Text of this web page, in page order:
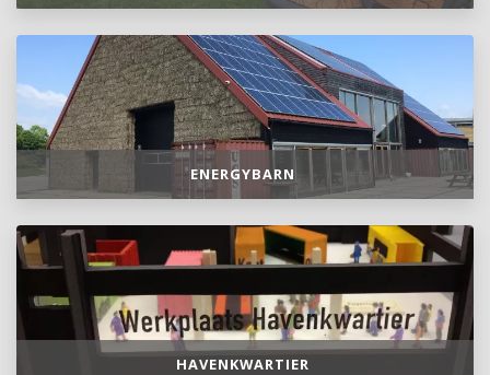
ENERGYBARN
HAVENKWARTIER